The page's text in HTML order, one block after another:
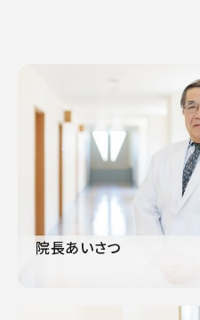
院長あいさつ